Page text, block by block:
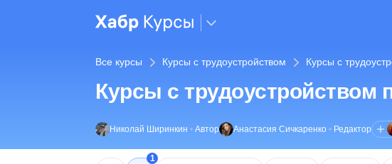
Все курсы Курсы с трудоустройством Курсы с
Курсы с трудоустройством
Николай Ширинкин • Автор Анастасия Сичкаренко • Редактор
1